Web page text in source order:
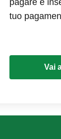
pagare e
tuo
Vai